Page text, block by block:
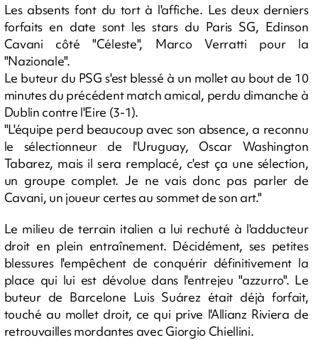
Les absents font du tort à l'affiche. Les deux derniers
forfaits en date sont les stars du Paris SG, Edinson
Cavani côté "Céleste", Marco Verratti pour la
"Nazionale".
Le buteur du PSG s'est blessé à un mollet au bout de 10
minutes du précédent match amical, perdu dimanche à
Dublin contre l'Eire (3-1).
"L'équipe perd beaucoup avec son absence, a reconnu
le sélectionneur de l'Uruguay, Oscar Washington
Tabarez, mais il sera remplacé, c'est ça une sélection,
un groupe complet. Je ne vais donc pas parler de
Cavani, un joueur certes au sommet de son art."
Le milieu de terrain italien a lui rechuté à l'adducteur
droit en plein entraînement. Décidément, ses petites
blessures l'empêchent de conquérir définitivement la
place qui lui est dévolue dans l'entrejeu "azzurro". Le
buteur de Barcelone Luis Suárez était déjà forfait,
touché au mollet droit, ce qui prive l'Allianz Riviera de
retrouvailles mordantes avec Giorgio Chiellini.